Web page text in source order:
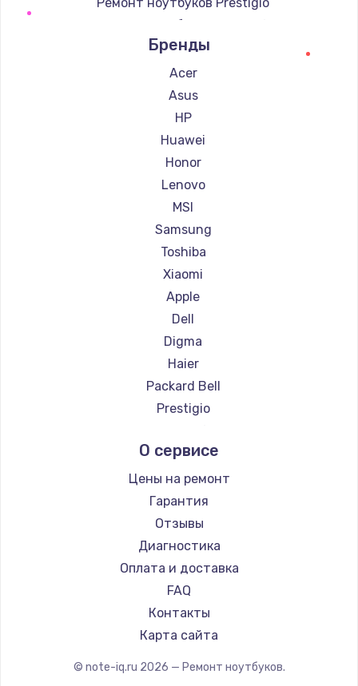
Ремонт ноутбуков Microsoft
Ремонт ноутбуков Alienware
Ремонт ноутбуков Aquarius
Ремонт ноутбуков Gigabyte
Ремонт ноутбуков Aorus
Ремонт ноутбуков Maibenben
Ремонт ноутбуков Getac
Ремонт ноутбуков Epson
Ремонт ноутбуков Philips
Ремонт ноутбуков LG
Ремонт ноутбуков Panasonic
Ремонт ноутбуков Irbis
Ремонт ноутбуков Thunderobot
Ремонт ноутбуков Hasee
Ремонт ноутбуков ZTE
Ремонт ноутбуков Hiper
Ремонт ноутбуков Evga
Ремонт ноутбуков Google
Ремонт ноутбуков Ardor
Ремонт ноутбуков Predator
Ремонт ноутбуков iru
Ремонт ноутбуков Machenike
Ремонт ноутбуков DEXP
Ремонт ноутбуков Teclast
Ремонт ноутбуков CHUWI
Ремонт ноутбуков Colorful
Бренды
Acer
Asus
HP
Huawei
Honor
Lenovo
MSI
Samsung
Toshiba
Xiaomi
Apple
Dell
Digma
Haier
Packard Bell
Prestigio
Alienware
Aquarius
Gigabyte
Aorus
Maibenben
Getac
Epson
Philips
LG
О сервисе
Цены на ремонт
Гарантия
Отзывы
Диагностика
Оплата и доставка
FAQ
Контакты
Карта сайта
© note-iq.ru 2026 — Ремонт ноутбуков.